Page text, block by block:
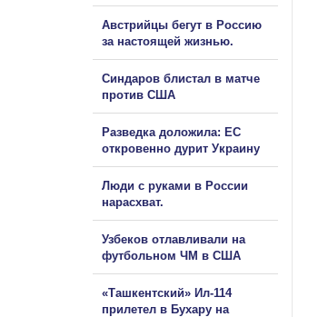
Австрийцы бегут в Россию
за настоящей жизнью.
Синдаров блистал в матче
против США
Разведка доложила: ЕС
откровенно дурит Украину
Люди с руками в России
нарасхват.
Узбеков отлавливали на
футбольном ЧМ в США
«Ташкентский» Ил-114
прилетел в Бухару на